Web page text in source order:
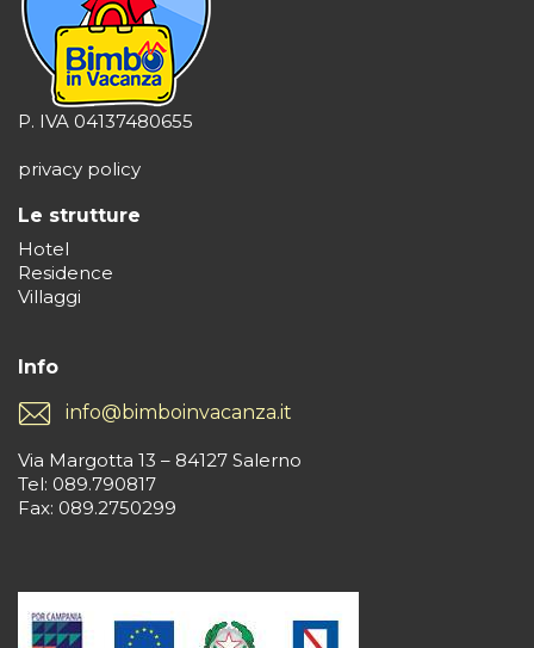
P. IVA 04137480655
privacy policy
Le strutture
Hotel
Residence
Villaggi
Info
info@bimboinvacanza.it
Via Margotta 13 – 84127 Salerno
Tel: 089.790817
Fax: 089.2750299